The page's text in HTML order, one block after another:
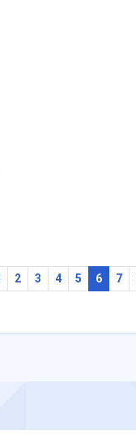
2 3 4 5 6 7